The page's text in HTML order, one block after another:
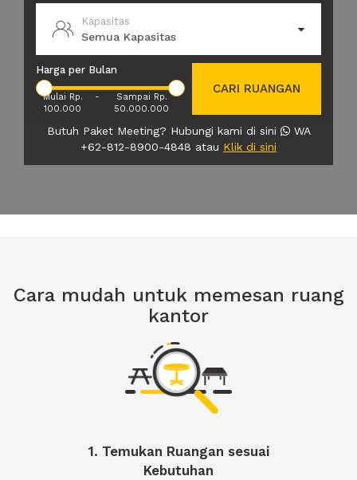
Kapasitas
Semua Kapasitas
Harga per Bulan
Mulai Rp.
100.000
-
Sampai Rp.
50.000.000
CARI RUANGAN
Butuh Paket Meeting? Hubungi kami di sini
WA
+62-812-8900-4848 atau Klik di sini
Cara mudah untuk memesan ruang
kantor
1. Temukan Ruangan sesuai
Kebutuhan